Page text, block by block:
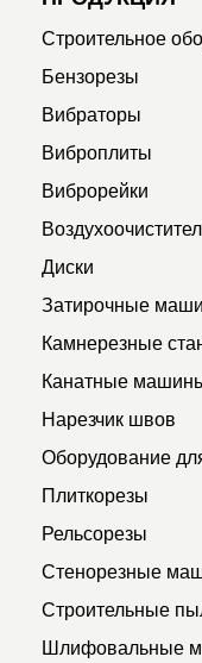
Строительное
Бензорезы
Вибраторы
Виброплиты
Виброрейки
Диски
Затирочные
Камнерезные
Канатные
Нарезчик швов
Оборудование
Плиткорезы
Рельсорезы
Стенорезные
Строительные
Шлифовальные